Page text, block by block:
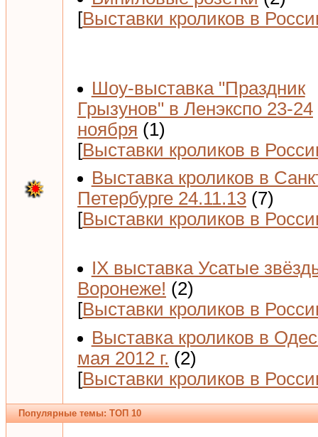
[Выставки кроликов в
Шоу-выставка "Праздник
Грызунов" в Ленэкспо 23-24
ноября (1)
[Выставки кроликов в
Выставка кроликов в
Петербурге 24.11.13 (7)
[Выставки кроликов в
IX выставка Усатые
Воронеже! (2)
[Выставки кроликов в
Выставка кроликов в
мая 2012 г. (2)
[Выставки кроликов в
Популярные темы: ТОП 10